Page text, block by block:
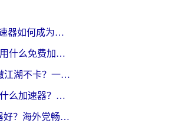
在澳洲，BanG加速器如何成为你国服游戏的“时光机”？
玩崩坏学园2海外用什么免费加速器好？2026海外党亲测国服游戏加速指南
国外如何玩新笑傲江湖不卡？一份给海外游子的终极网络指南
在南非玩刀塔2用什么加速器？一份给海外游子的终极生存指南
Dive用什么加速器好？海外党畅玩国服游戏的终极避坑指南